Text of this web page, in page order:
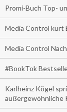
Promi-Buch Top-
Media Control kürt
Media Control
#BookTok
Karlheinz Kögel
außergewöhnliche